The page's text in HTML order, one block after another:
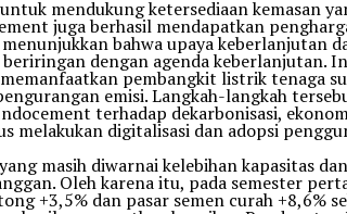
mendukung ketersediaan kemasan
juga berhasil mendapatkan
bahwa upaya keberlanjutan
dengan agenda keberlanjutan.
pembangkit listrik tenaga
emisi. Langkah-langkah
terhadap dekarbonisasi,
melakukan digitalisasi dan adopsi
masih diwarnai kelebihan kapasitas
Oleh karena itu, pada semester
+3,5% dan pasar semen curah +8,6%